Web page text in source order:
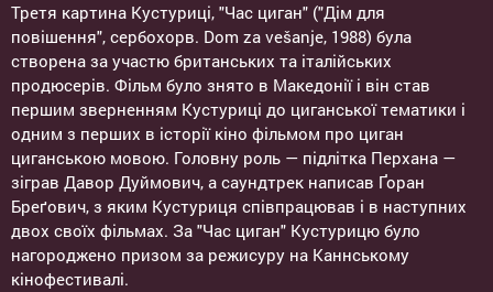
Третя картина Кустуриці, "Час циган" ("Дім для
повішення", сербохорв. Dom za vešanje, 1988) була
створена за участю британських та італійських
продюсерів. Фільм було знято в Македонії і він став
першим зверненням Кустуриці до циганської тематики і
одним з перших в історії кіно фільмом про циган
циганською мовою. Головну роль — підлітка Перхана —
зіграв Давор Дуймович, а саундтрек написав Ґоран
Бреґович, з яким Кустуриця співпрацював і в наступних
двох своїх фільмах. За "Час циган" Кустурицю було
нагороджено призом за режисуру на Каннському
кінофестивалі.